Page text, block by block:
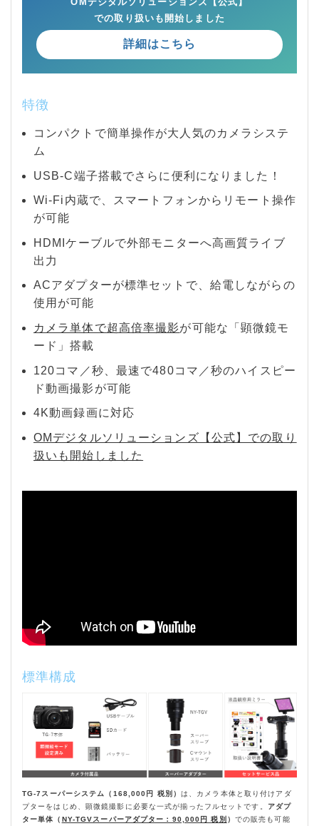
での取り扱いも開始しました
詳細はこちら
特徴
コンパクトで簡単操作が大人気のカメラシステ
ム
USB-C端子搭載でさらに便利になりました！
Wi-Fi内蔵で、スマートフォンからリモート操作
が可能
HDMIケーブルで外部モニターへ高画質ライブ
出力
ACアダプターが標準セットで、給電しながらの
使用が可能
カメラ単体で超高倍率撮影が可能な「顕微鏡モ
ード」搭載
120コマ／秒、最速で480コマ／秒のハイスピー
ド動画撮影が可能
4K動画録画に対応
OMデジタルソリューションズ【公式】での取り
扱いも開始しました
標準構成
TG-7スーパーシステム（168,000円 税別） は、カメラ本体と取り付けアダ
プターをはじめ、顕微鏡撮影に必要な一式が揃ったフルセットです。
アダプ
ター単体（ NY-TGVスーパーアダプター：90,000円 税別 ） での販売も可能